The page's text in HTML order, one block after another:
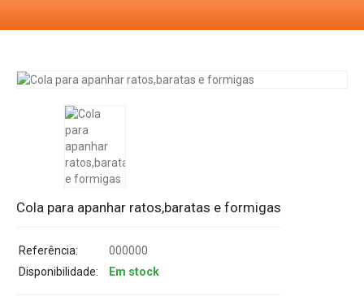
Cola para apanhar ratos,baratas e formigas
Referência:
000000
Disponibilidade:
Em stock